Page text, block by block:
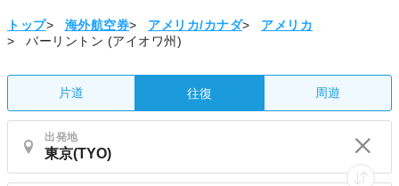
トップ> 海外航空券> アメリカ/カナダ>
アメリカ
>
バーリントン (アイオワ州)
片道 往復 周遊
出発地